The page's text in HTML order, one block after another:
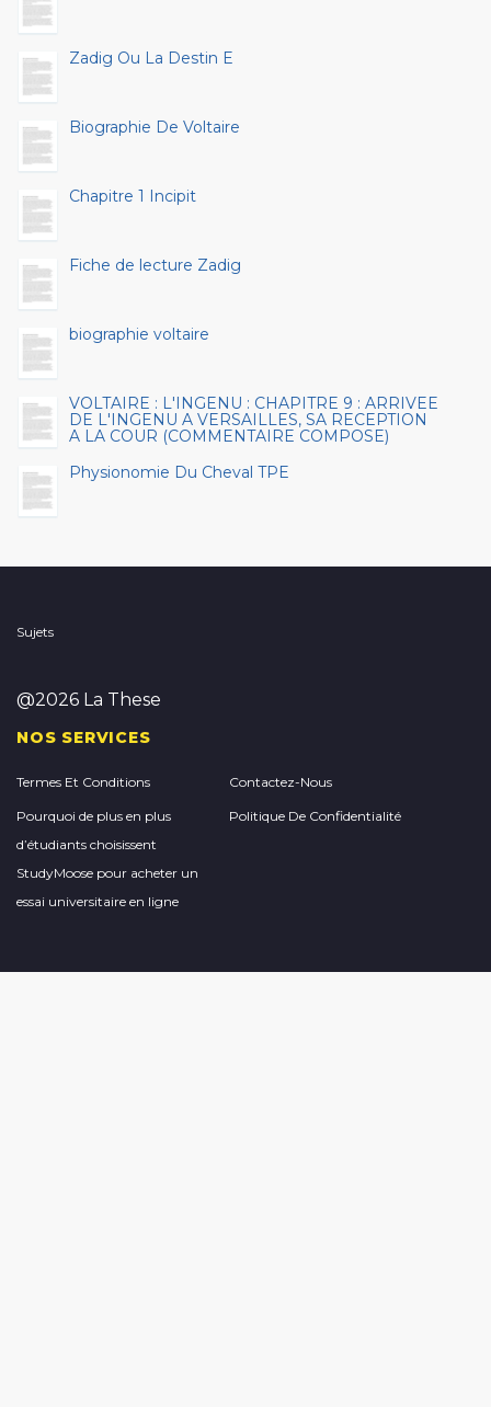
Zadig Ou La Destin E
Biographie De Voltaire
Chapitre 1 Incipit
Fiche de lecture Zadig
biographie voltaire
VOLTAIRE : L'INGENU : CHAPITRE 9 : ARRIVEE
DE L'INGENU A VERSAILLES, SA RECEPTION
A LA COUR (COMMENTAIRE COMPOSE)
Physionomie Du Cheval TPE
Sujets
@2026 La These
NOS SERVICES
Termes Et Conditions Contactez-Nous
Pourquoi de plus en plus
d’étudiants choisissent
StudyMoose pour acheter un
essai universitaire en ligne
Politique De Confidentialité